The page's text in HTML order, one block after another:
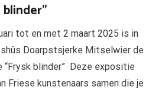
tot en met 2 maart 2025 is in
Doarpstsjerke Mitselwier de
“Frysk blinder” Deze expositie
Friese kunstenaars samen die je